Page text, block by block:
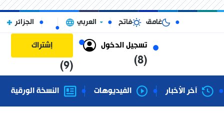
تسجيل الدخول
(8)
إشتراك
(9)
غامق فاتح العربي الجزائر
آخر الأخبار الفيديوهات النسخة الورقية